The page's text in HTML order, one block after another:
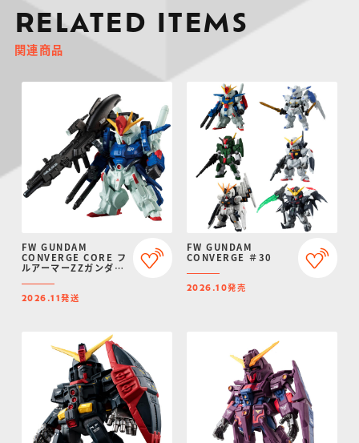
RELATED ITEMS
関連商品
FW GUNDAM
CONVERGE CORE フ
ルアーマーZZガンダム
限定】
2026.11発送
FW GUNDAM
CONVERGE ＃30
2026.10発売